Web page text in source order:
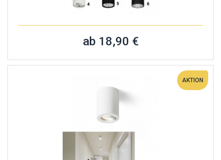
ab 18,90 €
AKTION